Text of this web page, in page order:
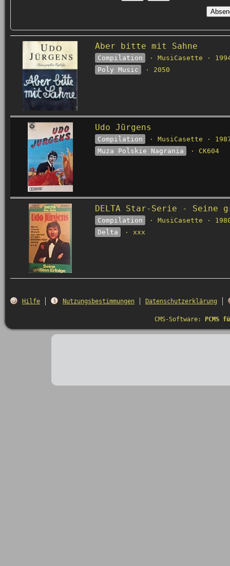
Aber bitte mit Sahne
Compilation
· MusiCasette ·
Poly Music
· 2050
Udo Jürgens
Compilation
· MusiCasette ·
Muza Polskie Nagrania
· CK604
DELTA Star-Serie - Seine
Compilation
· MusiCasette ·
Delta
· xxx
Hilfe Nutzungsbestimmungen Datenschutzerklärung
CMS-Software: PCMS